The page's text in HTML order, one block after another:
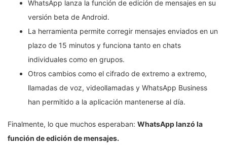
WhatsApp lanza la función de edición de mensajes en su
versión beta de Android.
La herramienta permite corregir mensajes enviados en un
plazo de 15 minutos y funciona tanto en chats
individuales como en grupos.
Otros cambios como el cifrado de extremo a extremo,
llamadas de voz, videollamadas y WhatsApp Business
han permitido a la aplicación mantenerse al día.
Finalmente, lo que muchos esperaban: WhatsApp lanzó la
función de edición de mensajes.